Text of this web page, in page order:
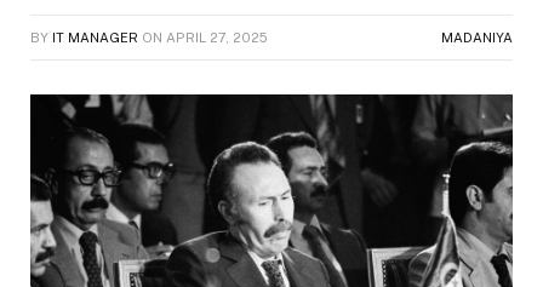
BY IT MANAGER ON APRIL 27, 2025 MADANIYA